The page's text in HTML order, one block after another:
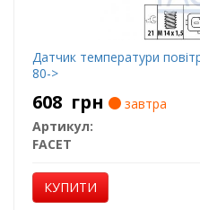
Датчик температури
80->
608 грн
завтра
Артикул:
FACET
КУПИТИ